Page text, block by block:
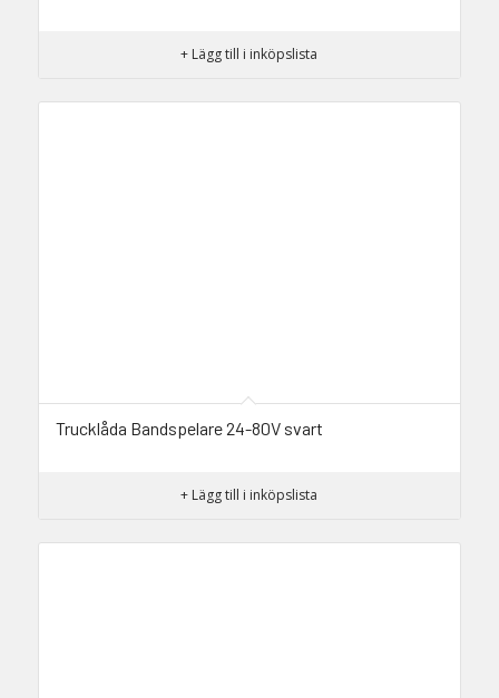
+ Lägg till i inköpslista
Trucklåda Bandspelare 24-80V svart
+ Lägg till i inköpslista